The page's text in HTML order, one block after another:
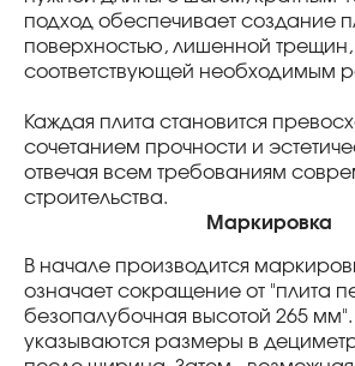
подход обеспечивает создание
поверхностью, лишенной
соответствующей необходимым
Каждая плита становится
сочетанием прочности и
отвечая всем требованиям
строительства.
Маркировка
В начале производится
означает сокращение от "плита
безопалубочная высотой 265
указываются размеры в